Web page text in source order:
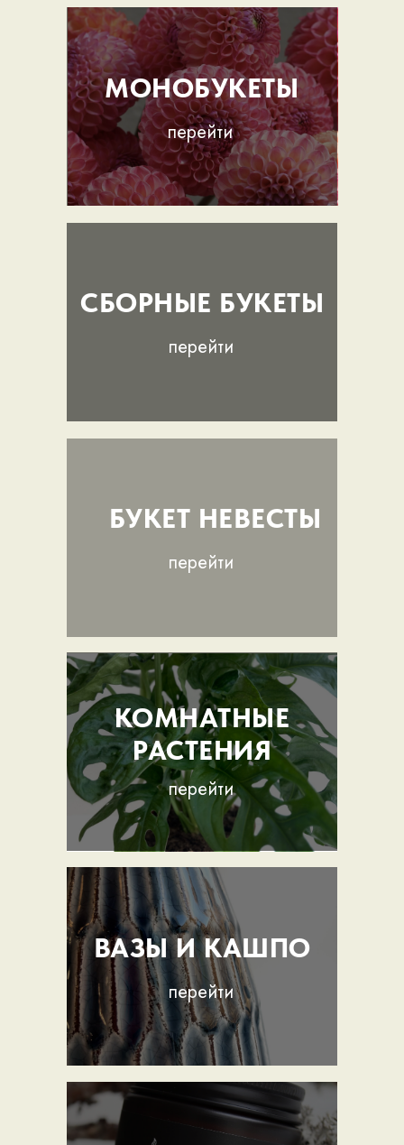
МОНОБУКЕТЫ
перейти
БУКЕТ НЕВЕСТЫ
перейти
КОМНАТНЫЕ
РАСТЕНИЯ
перейти
СБОРНЫЕ БУКЕТЫ
перейти
ВАЗЫ И КАШПО
перейти